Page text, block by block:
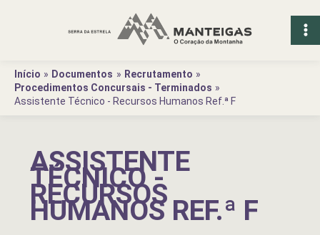
Início
Documentos
Recrutamento
Procedimentos Concursais - Terminados
Assistente Técnico - Recursos Humanos Ref.ª F
ASSISTENTE
TÉCNICO -
RECURSOS
HUMANOS REF.ª F